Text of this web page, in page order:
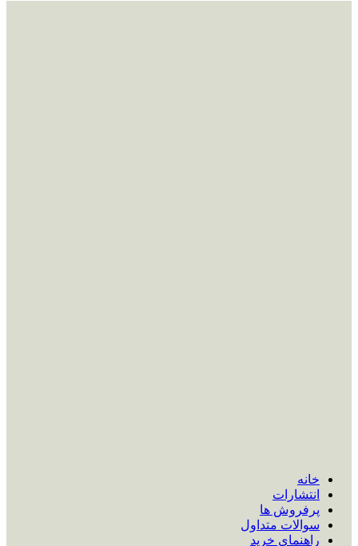
خانه
انتشارات
پرفروش ها
سوالات متداول
راهنمای خرید